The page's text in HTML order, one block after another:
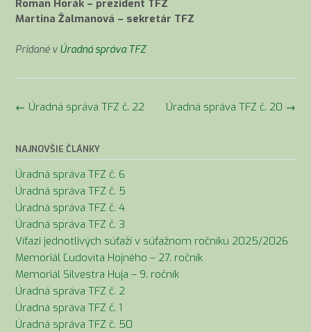
Roman Horák – prezident TFZ
Martina Žalmanová – sekretár TFZ
Pridané v Úradná správa TFZ
Navigácia
Úradná správa TFZ č. 20 →
← Úradná správa TFZ č. 22
NAJNOVŠIE ČLÁNKY
Úradná správa TFZ č. 6
Úradná správa TFZ č. 5
Úradná správa TFZ č. 4
Úradná správa TFZ č. 3
Víťazi jednotlivých súťaží v súťažnom ročníku 2025/2026
Memoriál Ľudovíta Hojného – 27. ročník
Memoriál Silvestra Huja – 9. ročník
Úradná správa TFZ č. 2
Úradná správa TFZ č. 1
Úradná správa TFZ č. 50